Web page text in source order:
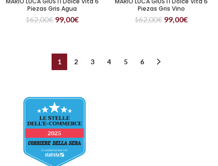
Piezas Gris Agua
162,00€ 99,00€
Piezas Gris Vino
162,00€ 99,00€
1 2 3 4 5 6